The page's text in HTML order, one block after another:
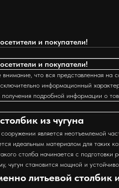
и покупатели!
и покупатели!
что вся представленная на
информационный
подробной информации о
из чугуна
является неотъемлемой
идеальным материалом для таких
столба начинается с
чугун становится мощной и
литьевой столбик